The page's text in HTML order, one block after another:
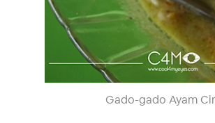
Gado-gado Ayam